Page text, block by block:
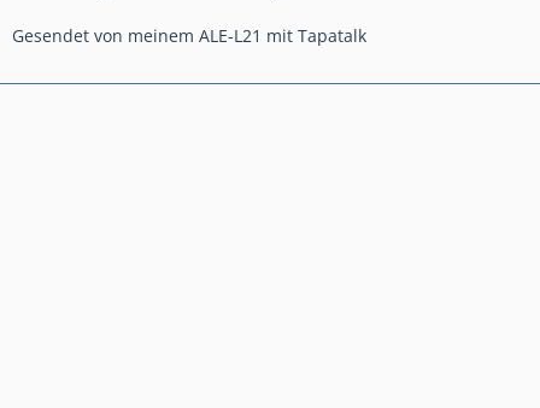
Gesendet von meinem ALE-L21 mit Tapatalk